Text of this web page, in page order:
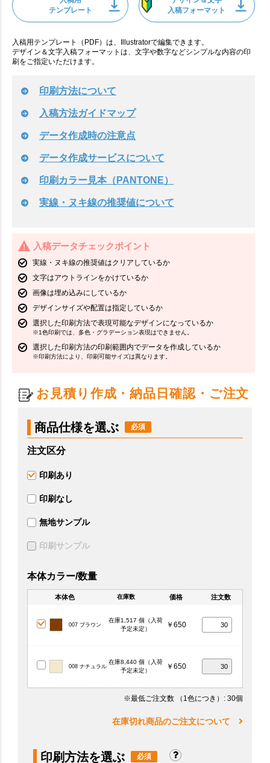
テンプレート
入稿フォーマット
入稿用テンプレート（PDF）は、Illustratorで編集できます。
デザイン＆文字入稿フォーマットは、文字や数字などシンプルな内容の印
刷をご指定いただけます。
印刷方法について
入稿方法ガイドマップ
データ作成時の注意点
データ作成サービスについて
印刷カラー見本（PANTONE）
実線・ヌキ線の推奨値について
入稿データチェックポイント
実線・ヌキ線の推奨値はクリアしているか
文字はアウトラインをかけているか
画像は埋め込みにしているか
デザインサイズや配置は指定しているか
選択した印刷方法で表現可能なデザインになっているか
※1色印刷では、多色・グラデーション表現はできません。
選択した印刷方法の印刷範囲内でデータを作成しているか
※印刷方法により、印刷可能サイズは異なります。
お見積り作成・納品日確認・ご注文
商品仕様を選ぶ
注文区分
印刷あり
印刷なし
無地サンプル
印刷サンプル
本体カラー/数量
本体色 在庫数 価格 注文数
007 ブラウン
在庫1,517 個（入荷
予定未定）
￥650
008 ナチュラル
在庫8,440 個（入荷
予定未定）
￥650
※最低ご注文数 （1色につき） : 30個
在庫切れ商品のご注文について
印刷方法を選ぶ